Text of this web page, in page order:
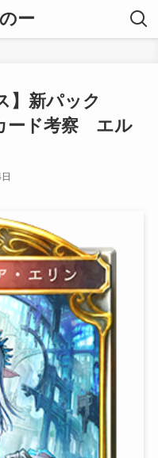
ー
】新パック
ード考察 エル